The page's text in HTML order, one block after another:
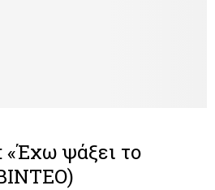
«Έχω ψάξει το